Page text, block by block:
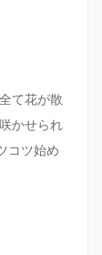
て花が散
かせられ
コツ始め